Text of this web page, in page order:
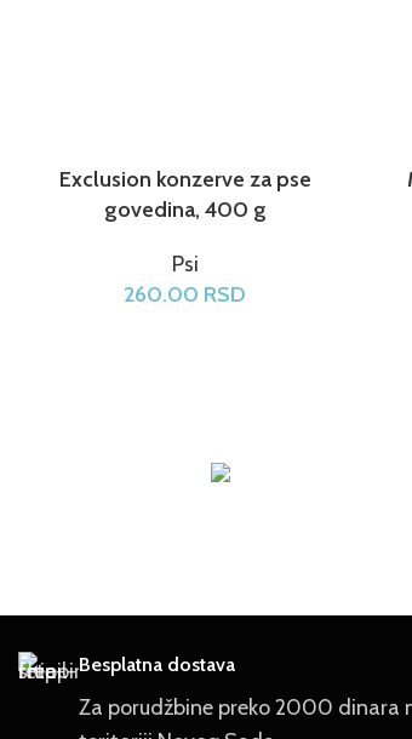
Exclusion konzerve za pse
govedina, 400 g
Psi
260.00 RSD
Besplatna dostava
Za porudžbine preko 2000 dinara